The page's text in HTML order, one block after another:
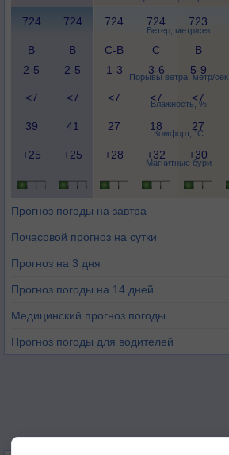
Ветер, метр/сек
Порывы ветра, метр/сек
Влажность, %
Комфорт, °C
Магнитные бури
724 724 724 724 723
В
2-5
В
2-5
С-В
1-3
С
3-6
В
5-9
<7 <7 <7 <7 <7
39 41 27 18 27
+25 +25 +28 +32 +30
Прогноз погоды на завтра
Почасовой прогноз на сутки
Прогноз на 3 дня
Прогноз погоды на 14 дней
Медицинский прогноз погоды
Прогноз погоды для водителей